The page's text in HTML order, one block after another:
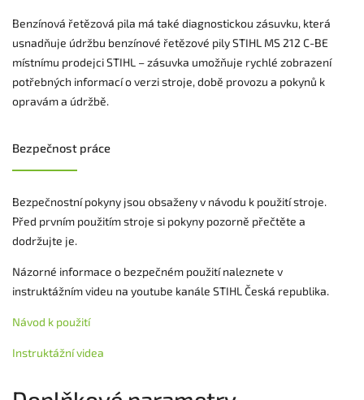
Benzínová řetězová pila má také diagnostickou zásuvku, která
usnadňuje údržbu benzínové řetězové pily STIHL MS 212 C-BE
místnímu prodejci STIHL – zásuvka umožňuje rychlé zobrazení
potřebných informací o verzi stroje, době provozu a pokynů k
opravám a údržbě.
Bezpečnost práce
Bezpečnostní pokyny jsou obsaženy v návodu k použití stroje.
Před prvním použitím stroje si pokyny pozorně přečtěte a
dodržujte je.
Názorné informace o bezpečném použití naleznete v
instruktážním videu na youtube kanále STIHL Česká republika.
Návod k použití
Instruktážní videa